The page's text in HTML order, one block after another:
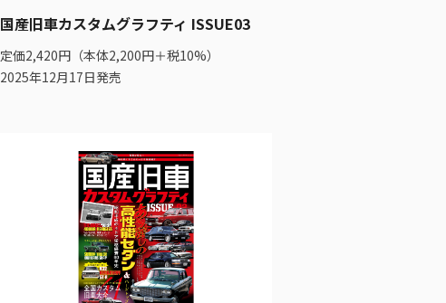
国産旧車カスタムグラフティ ISSUE03
定価2,420円（本体2,200円＋税10%）
2025年12月17日発売